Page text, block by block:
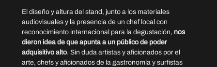
El diseño y altura del stand, junto a los materiales
audiovisuales y la presencia de un chef local con
reconocimiento internacional para la degustación, nos
dieron idea de que apunta a un público de poder
adquisitivo alto. Sin duda artistas y aficionados por el
arte, chefs y aficionados de la gastronomía y surfistas